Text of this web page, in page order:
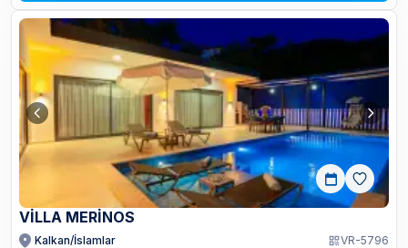
VİLLA MERİNOS
Kalkan/İslamlar VR-5796